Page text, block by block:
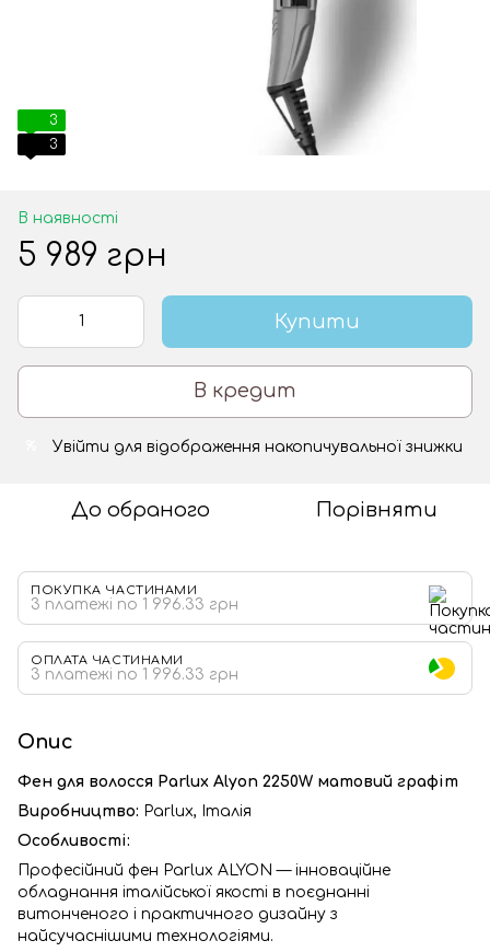
3
3
В наявності
5 989 грн
Купити
В кредит
Увійти для відображення накопичувальної знижки
До обраного Порівняти
ПОКУПКА ЧАСТИНАМИ
3 платежі по 1 996.33 грн
ОПЛАТА ЧАСТИНАМИ
3 платежі по 1 996.33 грн
Опис
Фен для волосся Parlux Alyon 2250W матовий графіт
Виробництво: Parlux, Італія
Особливості:
Професійний фен Parlux ALYON — інноваційне
обладнання італійської якості в поєднанні
витонченого і практичного дизайну з
найсучаснішими технологіями.